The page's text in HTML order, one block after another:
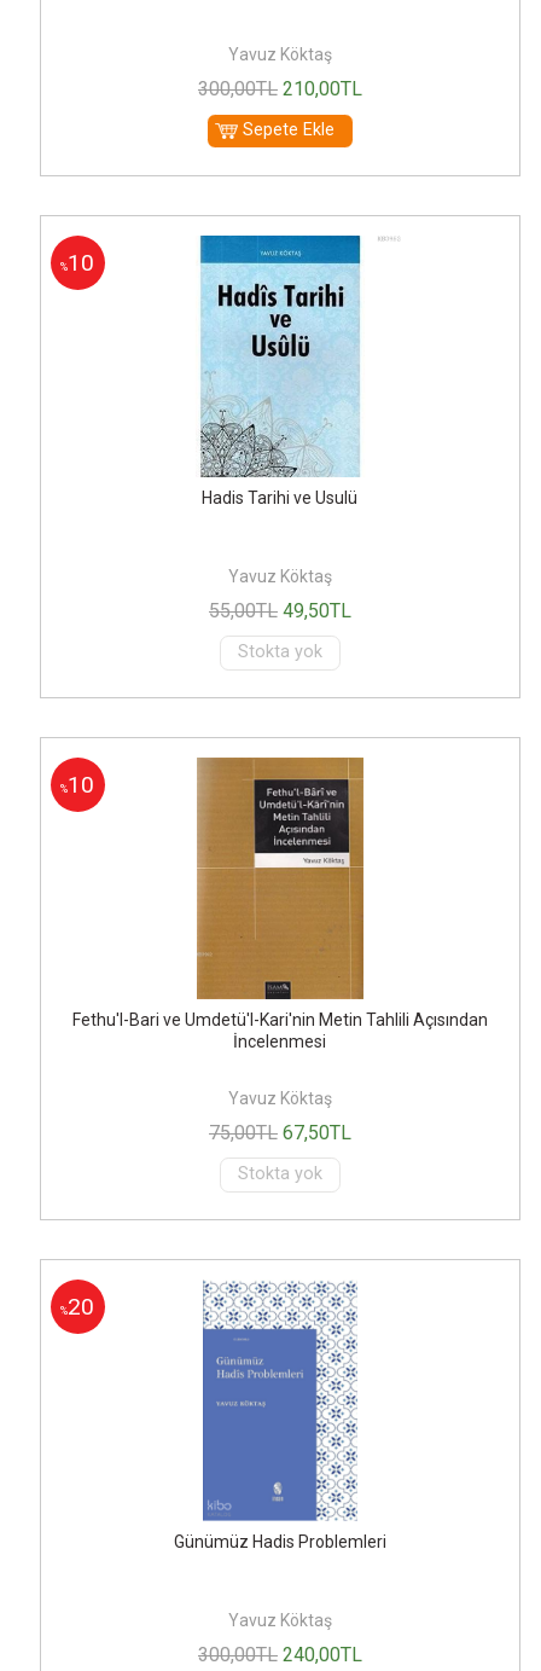
Yavuz Köktaş
300,00TL 210,00TL
Sepete Ekle
%10
Hadis Tarihi ve Usulü
Yavuz Köktaş
55,00TL 49,50TL
Stokta yok
%10
Fethu'l-Bari ve Umdetü'l-Kari'nin Metin Tahlili Açısından
İncelenmesi
Yavuz Köktaş
75,00TL 67,50TL
Stokta yok
%20
Günümüz Hadis Problemleri
Yavuz Köktaş
300,00TL 240,00TL